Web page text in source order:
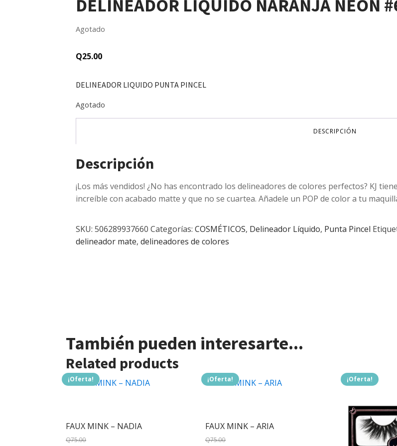
DELINEADOR LÍQUIDO NARANJA NEÓN
Agotado
Q25.00
DELINEADOR LIQUIDO PUNTA PINCEL
Agotado
DESCRIPCIÓN
Descripción
¡Los más vendidos! ¿No has encontrado los delineadores de colores perfectos? KJ
increíble con acabado matte y que no se cuartea. Añadele un POP de color a tu
SKU: 506289937660 Categorías: COSMÉTICOS, Delineador Líquido, Punta Pincel
delineador mate, delineadores de colores
También pueden interesarte...
Related products
¡Oferta!
FAUX MINK – NADIA
Q75.00
¡Oferta!
FAUX MINK – ARIA
Q75.00
¡Oferta!